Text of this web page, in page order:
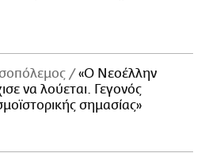
«Ο Νεοέλλην
να λούεται. Γεγονός
σημασίας»